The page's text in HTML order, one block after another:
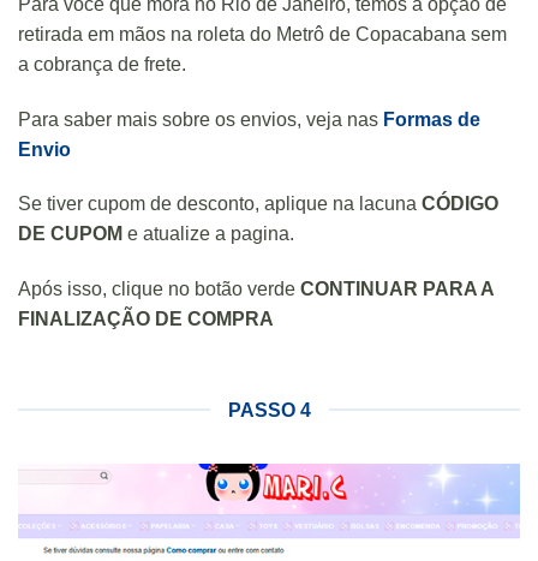
retirada em mãos na roleta do Metrô de Copacabana sem
a cobrança de frete.
Para saber mais sobre os envios, veja nas Formas de
Envio
Se tiver cupom de desconto, aplique na lacuna CÓDIGO
DE CUPOM e atualize a pagina.
Após isso, clique no botão verde CONTINUAR PARA A
FINALIZAÇÃO DE COMPRA
PASSO 4